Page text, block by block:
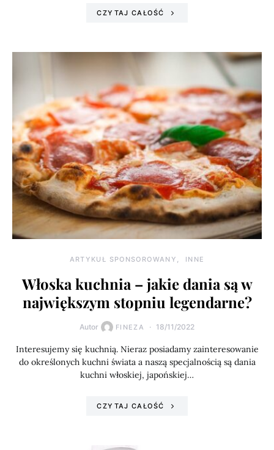
CZYTAJ CAŁOŚĆ
ARTYKUŁ SPONSOROWANY INNE
Włoska kuchnia – jakie dania są w
największym stopniu legendarne?
Autor FINEZA 18/11/2022
Interesujemy się kuchnią. Nieraz posiadamy zainteresowanie
do określonych kuchni świata a naszą specjalnością są dania
kuchni włoskiej, japońskiej…
CZYTAJ CAŁOŚĆ